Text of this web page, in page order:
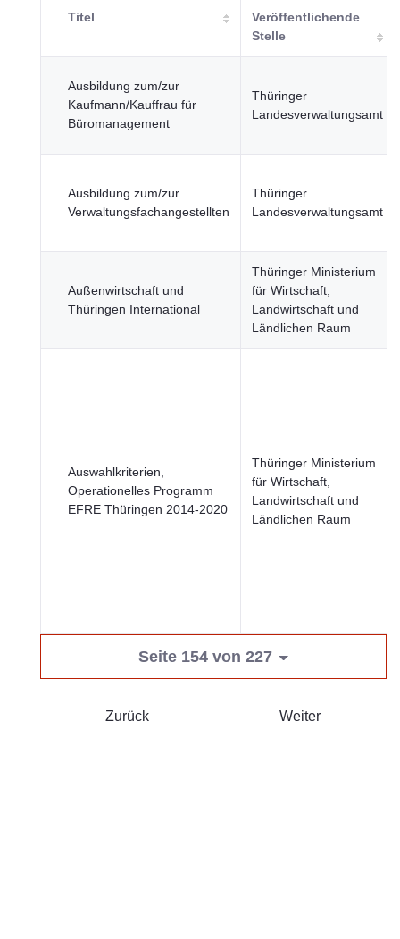
Titel
Veröffentlichende
Stelle
Ausbildung zum/zur
Kaufmann/Kauffrau für
Büromanagement
Thüringer
Landesverwaltungsamt
Ausbildung zum/zur
Verwaltungsfachangestellten
Thüringer
Landesverwaltungsamt
Außenwirtschaft und
Thüringen International
Thüringer Ministerium
für Wirtschaft,
Landwirtschaft und
Ländlichen Raum
Auswahlkriterien,
Operationelles Programm
EFRE Thüringen 2014-2020
Thüringer Ministerium
für Wirtschaft,
Landwirtschaft und
Ländlichen Raum
Seite 154 von 227
Zurück Weiter